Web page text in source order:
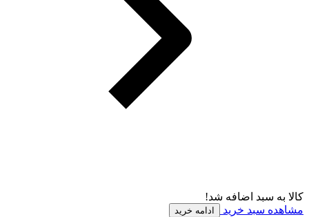
کالا به سبد اضافه شد!
مشاهده سبد خرید
ادامه خرید